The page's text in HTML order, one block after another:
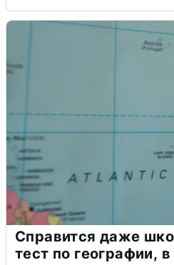
Справится даже
тест по географии,